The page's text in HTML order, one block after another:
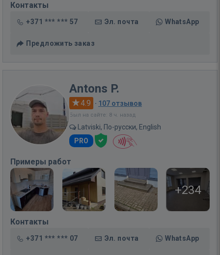
Контакты
+371 *** *** 57 Эл. почта WhatsApp
Предложить заказ
Antons P.
4.9 · 107 отзывов
Был на сайте: 8 ч. назад
Latviski, По-русски, English
PRO
Примеры работ
+234
Контакты
+371 *** *** 07 Эл. почта WhatsApp